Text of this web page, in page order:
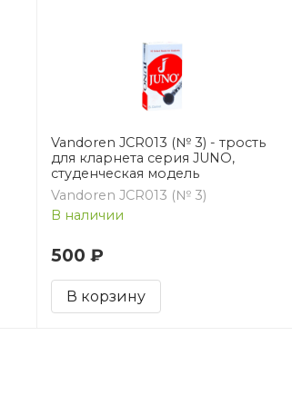
Vandoren JCR013 (№ 3) - трость
для кларнета серия JUNO,
студенческая модель
Vandoren JCR013 (№ 3)
В наличии
500 ₽
В корзину